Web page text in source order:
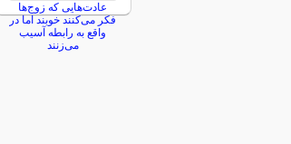
عادت‌هایی که زوج‌ها
فکر می‌کنند خوبند اما در
واقع به رابطه آسیب
می‌زنند